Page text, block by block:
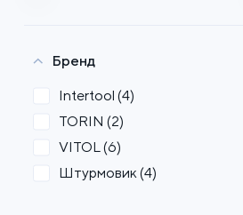
Бренд
Intertool (4)
TORIN (2)
VITOL(6)
Штурмовик(4)